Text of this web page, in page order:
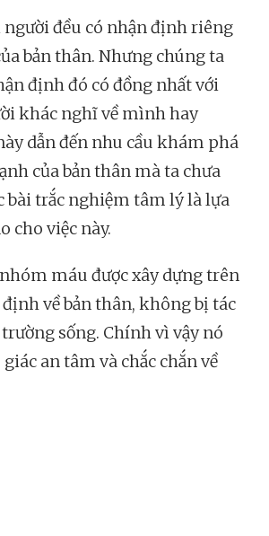
đều có nhận định riêng
bản thân. Nhưng chúng ta
định đó có đồng nhất với
khác nghĩ về mình hay
dẫn đến nhu cầu khám phá
của bản thân mà ta chưa
bài trắc nghiệm tâm lý là lựa
cho việc này.
máu được xây dựng trên
về bản thân, không bị tác
sống. Chính vì vậy nó
an tâm và chắc chắn về